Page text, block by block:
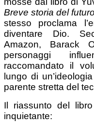
Breve storia del futuro
stesso proclama
diventare Dio.
Amazon, Barack
personaggi
raccomandato il
lungo di
parente stretta del
Il riassunto del
inquietante: